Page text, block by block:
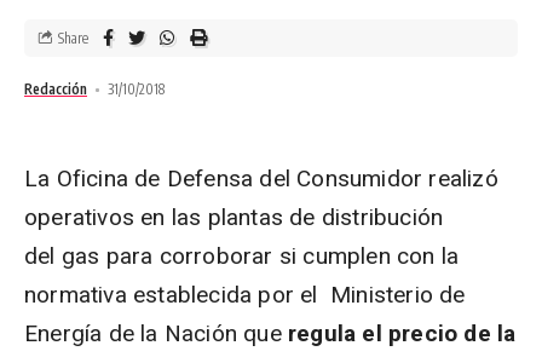
Redacción 31/10/2018
Share
La Oficina de Defensa del Consumidor realizó
operativos en las plantas de distribución
del gas para corroborar si cumplen con la
normativa establecida por el Ministerio de
Energía de la Nación que regula el precio de la